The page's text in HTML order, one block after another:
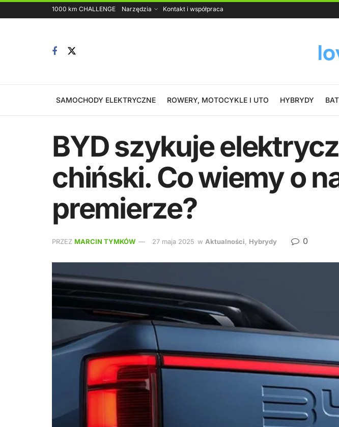
1000 km CHALLENGE Narzędzia Kontakt i współpraca
SAMOCHODY ELEKTRYCZNE ROWERY, MOTOCYKLE I UTO HYBRYDY
BYD szykuje
chiński. Co wiemy o
premierze?
PRZEZ MARCIN TYMKÓW 27 maja 2025 w Aktualności, Hybrydy 0